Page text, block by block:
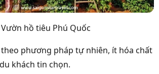
Vườn hồ tiêu Phú Quốc
phương pháp tự nhiên, ít hóa chất
khách tin chọn.